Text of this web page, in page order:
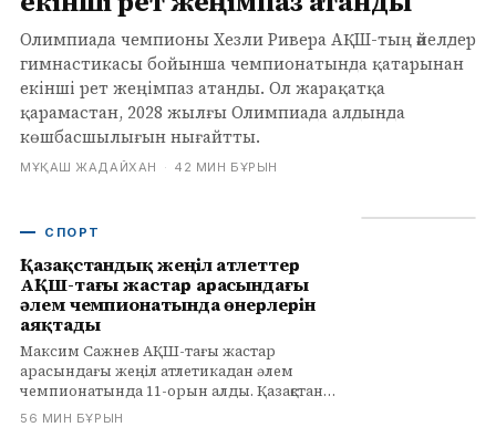
Олимпиада чемпионы Хезли Ривера АҚШ-тың әйелдер
гимнастикасы бойынша чемпионатында қатарынан
екінші рет жеңімпаз атанды. Ол жарақатқа
қарамастан, 2028 жылғы Олимпиада алдында
көшбасшылығын нығайтты.
МҰҚАШ ЖАДАЙХАН · 42 МИН БҰРЫН
СПОРТ
Қазақстандық жеңіл атлеттер
АҚШ-тағы жастар арасындағы
әлем чемпионатында өнерлерін
аяқтады
Максим Сажнев АҚШ-тағы жастар
арасындағы жеңіл атлетикадан әлем
чемпионатында 11-орын алды. Қазақстан
2008 жылдан бері ең көп құраммен қатысты.
56 МИН БҰРЫН